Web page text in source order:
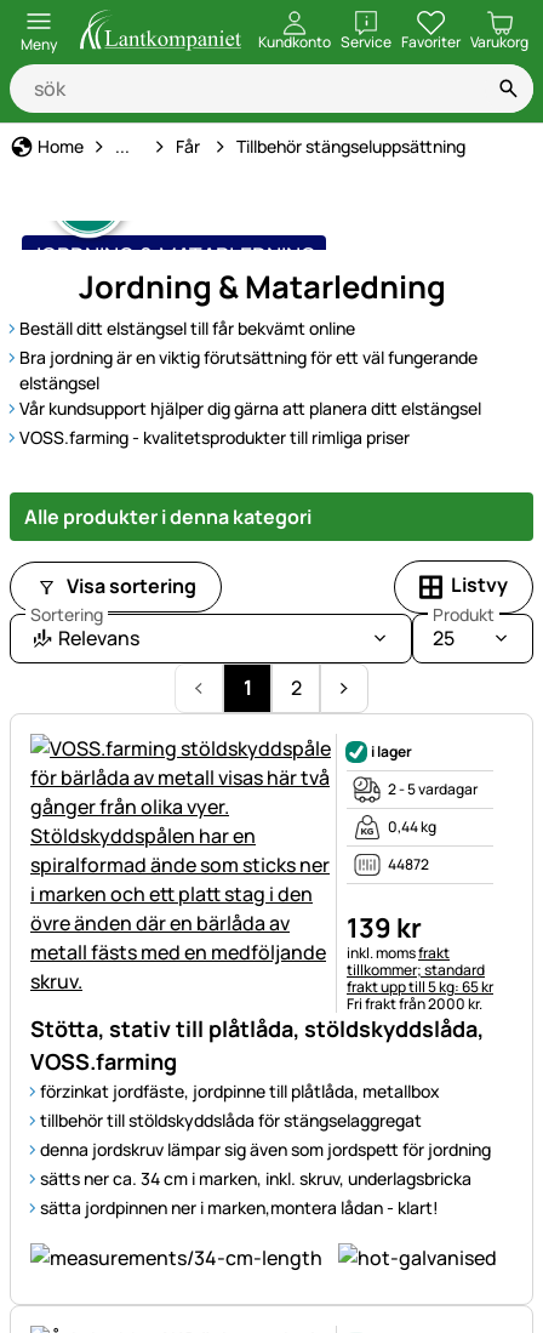
Meny Kundkonto ServiceöppnaFavoriter Varukorg
Home Djurart
... Får Tillbehör stängseluppsättning
JORDNING & MATARLEDNING
Jordning & Matarledning
Beställ ditt elstängsel till får bekvämt online
Bra jordning är en viktig förutsättning för ett väl fungerande
elstängsel
Vår kundsupport hjälper dig gärna att planera ditt elstängsel
VOSS.farming - kvalitetsprodukter till rimliga priser
Alle produkter i denna kategori
Visa sortering Listvy
Sortering
Relevans
Produkt
25
1
2
Stötta, stativ till plåtlåda, stöldskyddslåda,
VOSS.farming
förzinkat jordfäste, jordpinne till plåtlåda, metallbox
tillbehör till stöldskyddslåda för stängselaggregat
denna jordskruv lämpar sig även som jordspett för jordning
sätts ner ca. 34 cm i marken, inkl. skruv, underlagsbricka
sätta jordpinnen ner i marken,montera lådan - klart!
i lager
2 - 5 vardagar
0,44 kg
44872
139 kr
Skatteinformation:
inkl. momsfrakt
tillkommer; standard
frakt upp till 5 kg: 65 kr
Fri frakt från 2000 kr.